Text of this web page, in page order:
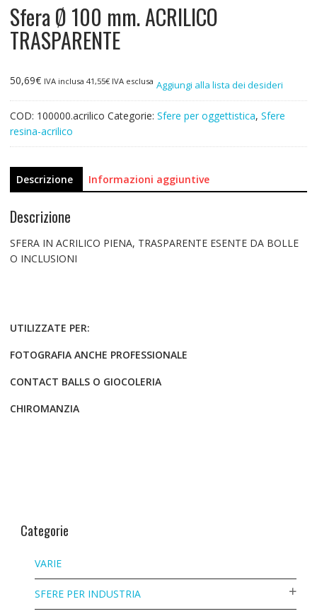
Sfera Ø 100 mm. ACRILICO
TRASPARENTE
50,69€ IVA inclusa 41,55€IVA esclusa Aggiungi alla lista dei desideri
COD: 100000.acrilico Categorie: Sfere per oggettistica, Sfere
resina-acrilico
Descrizione Informazioni aggiuntive
Descrizione
SFERA IN ACRILICO PIENA, TRASPARENTE ESENTE DA BOLLE
O INCLUSIONI
UTILIZZATE PER:
FOTOGRAFIA ANCHE PROFESSIONALE
CONTACT BALLS O GIOCOLERIA
CHIROMANZIA
Categorie
VARIE
SFERE PER INDUSTRIA